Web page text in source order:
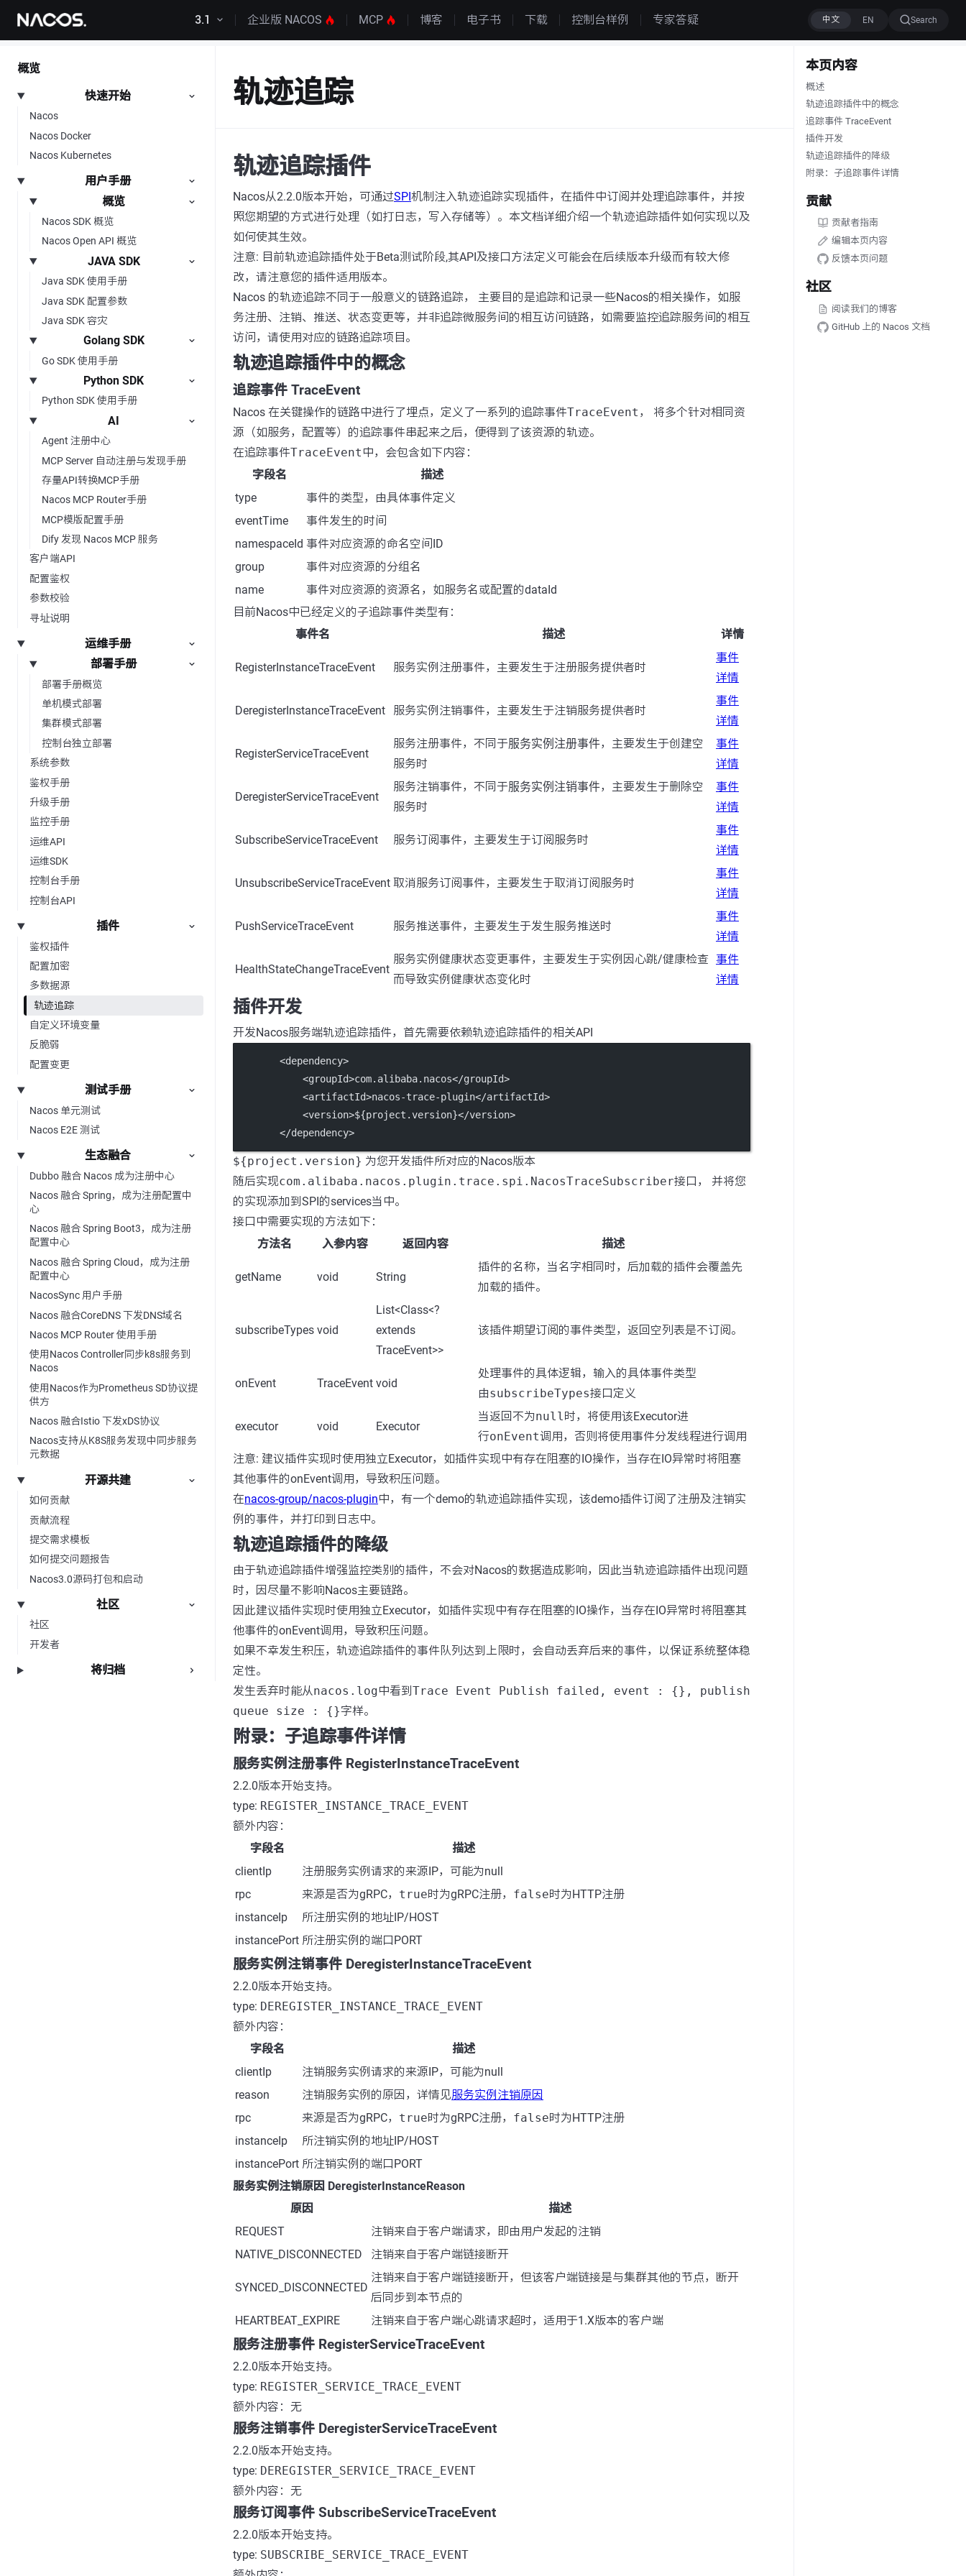
跳转到内容 3.1 企业版 NACOS MCP 博客 电子书 下载 控制台样例 专家答疑 Search
概览
快速开始
Nacos
Nacos Docker
Nacos Kubernetes
用户手册
概览
Nacos SDK 概览
Nacos Open API 概览
JAVA SDK
Java SDK 使用手册
Java SDK 配置参数
Java SDK 容灾
Golang SDK
Go SDK 使用手册
Python SDK
Python SDK 使用手册
AI
Agent 注册中心
MCP Server 自动注册与发现手册
存量API转换MCP手册
Nacos MCP Router手册
MCP模版配置手册
Dify 发现 Nacos MCP 服务
客户端API
配置鉴权
参数校验
寻址说明
运维手册
部署手册
部署手册概览
单机模式部署
集群模式部署
控制台独立部署
系统参数
鉴权手册
升级手册
监控手册
运维API
运维SDK
控制台手册
控制台API
插件
鉴权插件
配置加密
多数据源
轨迹追踪
自定义环境变量
反脆弱
配置变更
测试手册
Nacos 单元测试
Nacos E2E 测试
生态融合
Dubbo 融合 Nacos 成为注册中心
Nacos 融合 Spring，成为注册配置中
心
Nacos 融合 Spring Boot3，成为注册
配置中心
Nacos 融合 Spring Cloud，成为注册
配置中心
NacosSync 用户手册
Nacos 融合CoreDNS 下发DNS域名
Nacos MCP Router 使用手册
使用Nacos Controller同步k8s服务到
Nacos
使用Nacos作为Prometheus SD协议提
供方
Nacos 融合Istio 下发xDS协议
Nacos支持从K8S服务发现中同步服务
元数据
开源共建
如何贡献
贡献流程
提交需求模板
如何提交问题报告
Nacos3.0源码打包和启动
社区
社区
开发者
将归档
本页内容
概述
轨迹追踪插件中的概念
追踪事件 TraceEvent
插件开发
轨迹追踪插件的降级
附录：子追踪事件详情
贡献
贡献者指南
编辑本页内容
反馈本页问题
社区
阅读我们的博客
GitHub 上的 Nacos 文档
轨迹追踪
轨迹追踪插件
Nacos从2.2.0版本开始，可通过SPI机制注入轨迹追踪实现插件，在插件中订阅并处理追踪事件，并按
照您期望的方式进行处理（如打日志，写入存储等）。本文档详细介绍一个轨迹追踪插件如何实现以及
如何使其生效。
注意: 目前轨迹追踪插件处于Beta测试阶段,其API及接口方法定义可能会在后续版本升级而有较大修
改，请注意您的插件适用版本。
Nacos 的轨迹追踪不同于一般意义的链路追踪， 主要目的是追踪和记录一些Nacos的相关操作，如服
务注册、注销、推送、状态变更等，并非追踪微服务间的相互访问链路，如需要监控追踪服务间的相互
访问，请使用对应的链路追踪项目。
轨迹追踪插件中的概念
追踪事件 TraceEvent
Nacos 在关键操作的链路中进行了埋点，定义了一系列的追踪事件TraceEvent ， 将多个针对相同资
源（如服务，配置等）的追踪事件串起来之后，便得到了该资源的轨迹。
在追踪事件TraceEvent 中，会包含如下内容：
字段名
描述
type
事件的类型，由具体事件定义
eventTime
事件发生的时间
namespaceId 事件对应资源的命名空间ID
group
事件对应资源的分组名
name
事件对应资源的资源名，如服务名或配置的dataId
目前Nacos中已经定义的子追踪事件类型有：
事件名
描述 详情
RegisterInstanceTraceEvent 服务实例注册事件，主要发生于注册服务提供者时
事件
详情
DeregisterInstanceTraceEvent 服务实例注销事件，主要发生于注销服务提供者时
事件
详情
RegisterServiceTraceEvent
服务注册事件，不同于服务实例注册事件，主要发生于创建空
服务时
事件
详情
DeregisterServiceTraceEvent
服务注销事件，不同于服务实例注销事件，主要发生于删除空
服务时
事件
详情
SubscribeServiceTraceEvent 服务订阅事件，主要发生于订阅服务时
事件
详情
UnsubscribeServiceTraceEvent 取消服务订阅事件，主要发生于取消订阅服务时
事件
详情
PushServiceTraceEvent 服务推送事件，主要发生于发生服务推送时
事件
详情
HealthStateChangeTraceEvent
服务实例健康状态变更事件，主要发生于实例因心跳/健康检查
而导致实例健康状态变化时
事件
详情
插件开发
开发Nacos服务端轨迹追踪插件，首先需要依赖轨迹追踪插件的相关API
        <
dependency>
            <
groupId>com.alibaba.nacos</groupId>
            <
artifactId>nacos-trace-plugin</artifactId>
            <
version>${project.version}</version>
        </
dependency>
${project.version} 为您开发插件所对应的Nacos版本
随后实现com.alibaba.nacos.plugin.trace.spi.NacosTraceSubscriber接口， 并将您
的实现添加到SPI的services当中。
接口中需要实现的方法如下：
方法名
入参内容 返回内容 描述
getName void String
插件的名称，当名字相同时，后加载的插件会覆盖先
加载的插件。
subscribeTypes void
List<Class<?
extends
TraceEvent>>
该插件期望订阅的事件类型，返回空列表是不订阅。
onEvent TraceEvent void
处理事件的具体逻辑，输入的具体事件类型
由subscribeTypes接口定义
executor void Executor
当返回不为null时，将使用该Executor进
行onEvent调用，否则将使用事件分发线程进行调用
注意: 建议插件实现时使用独立Executor，如插件实现中有存在阻塞的IO操作，当存在IO异常时将阻塞
其他事件的onEvent调用，导致积压问题。
在nacos-group/nacos-plugin中，有一个demo的轨迹追踪插件实现，该demo插件订阅了注册及注销实
例的事件，并打印到日志中。
轨迹追踪插件的降级
由于轨迹追踪插件增强监控类别的插件，不会对Nacos的数据造成影响，因此当轨迹追踪插件出现问题
时，因尽量不影响Nacos主要链路。
因此建议插件实现时使用独立Executor，如插件实现中有存在阻塞的IO操作，当存在IO异常时将阻塞其
他事件的onEvent调用，导致积压问题。
如果不幸发生积压，轨迹追踪插件的事件队列达到上限时，会自动丢弃后来的事件，以保证系统整体稳
定性。
发生丢弃时能从nacos.log中看到 Trace Event Publish failed, event : {}, publish
queue size : {}字样。
附录：子追踪事件详情
服务实例注册事件 RegisterInstanceTraceEvent
2.2.0版本开始支持。
type: REGISTER_INSTANCE_TRACE_EVENT
额外内容：
字段名
描述
clientIp
注册服务实例请求的来源IP，可能为null
rpc
来源是否为gRPC， true时为gRPC注册， false时为HTTP注册
instanceIp
所注册实例的地址IP/HOST
instancePort 所注册实例的端口PORT
服务实例注销事件 DeregisterInstanceTraceEvent
2.2.0版本开始支持。
type: DEREGISTER_INSTANCE_TRACE_EVENT
额外内容：
字段名
描述
clientIp
注销服务实例请求的来源IP，可能为null
reason
注销服务实例的原因，详情见服务实例注销原因
rpc
来源是否为gRPC， true时为gRPC注册， false时为HTTP注册
instanceIp
所注销实例的地址IP/HOST
instancePort 所注销实例的端口PORT
服务实例注销原因 DeregisterInstanceReason
原因
描述
REQUEST
注销来自于客户端请求，即由用户发起的注销
NATIVE_DISCONNECTED
注销来自于客户端链接断开
SYNCED_DISCONNECTED
注销来自于客户端链接断开，但该客户端链接是与集群其他的节点，断开
后同步到本节点的
HEARTBEAT_EXPIRE
注销来自于客户端心跳请求超时，适用于1.X版本的客户端
服务注册事件 RegisterServiceTraceEvent
2.2.0版本开始支持。
type: REGISTER_SERVICE_TRACE_EVENT
额外内容：无
服务注销事件 DeregisterServiceTraceEvent
2.2.0版本开始支持。
type: DEREGISTER_SERVICE_TRACE_EVENT
额外内容：无
服务订阅事件 SubscribeServiceTraceEvent
2.2.0版本开始支持。
type: SUBSCRIBE_SERVICE_TRACE_EVENT